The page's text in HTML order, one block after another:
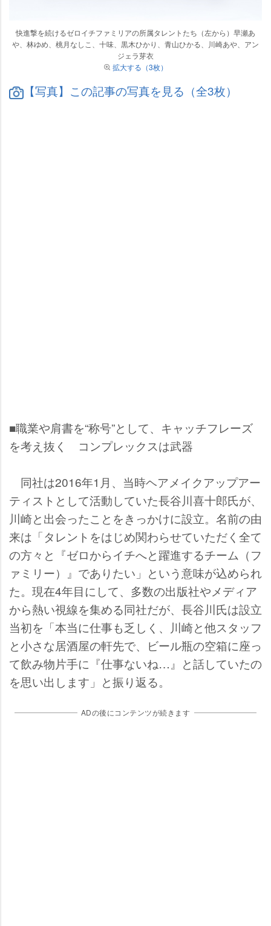
快進撃を続けるゼロイチファミリアの所属タレントたち（左から）早瀬あ
、林ゆめ、桃月なしこ、十味、黒木ひかり、青山ひかる、川崎あや、アン
ジェラ芽衣
拡大する（3枚）
【写真】この記事の写真を見る（全3枚）
■職業や肩書を“称号”として、キャッチフレーズ
を考え抜く コンプレックスは武器
同社は2016年1月、当時ヘアメイクアップアー
ティストとして活動していた長谷川喜十郎氏が、
川崎と出会ったことをきっかけに設立。名前の由
来は「タレントをはじめ関わらせていただく全て
の方々と『ゼロからイチへと躍進するチーム（フ
ァミリー）』でありたい」という意味が込められ
た。現在4年目にして、多数の出版社やメディア
から熱い視線を集める同社だが、長谷川氏は設立
当初を「本当に仕事も乏しく、川崎と他スタッフ
と小さな居酒屋の軒先で、ビール瓶の空箱に座っ
て飲み物片手に『仕事ないね…』と話していたの
を思い出します」と振り返る。
ADの後にコンテンツが続きます